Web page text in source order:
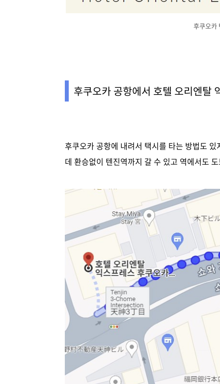
후쿠오카
후쿠오카 공항에서 호텔 오리엔탈
후쿠오카 공항에 내려서 택시를 타는 방법도
데 환승없이 텐진역까지 갈 수 있고 역에서도